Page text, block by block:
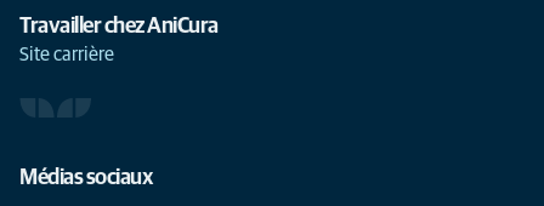
Travailler chez AniCura
Site carrière
Médias sociaux